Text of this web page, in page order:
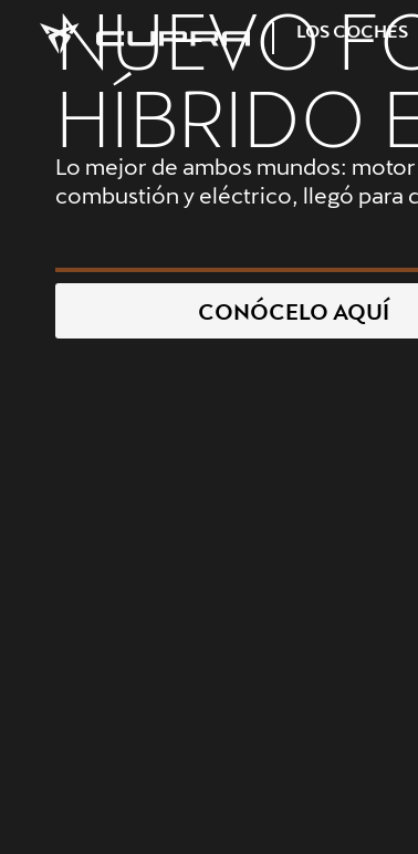
LOS COCHES
CONOCE
SUV
Intensidad y emoción, conceptos
redefinirás tras experimentar la
TERRAMAR